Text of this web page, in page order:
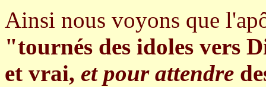
Ainsi nous voyons que
"tournés des idoles vers
et vrai, et pour attendre